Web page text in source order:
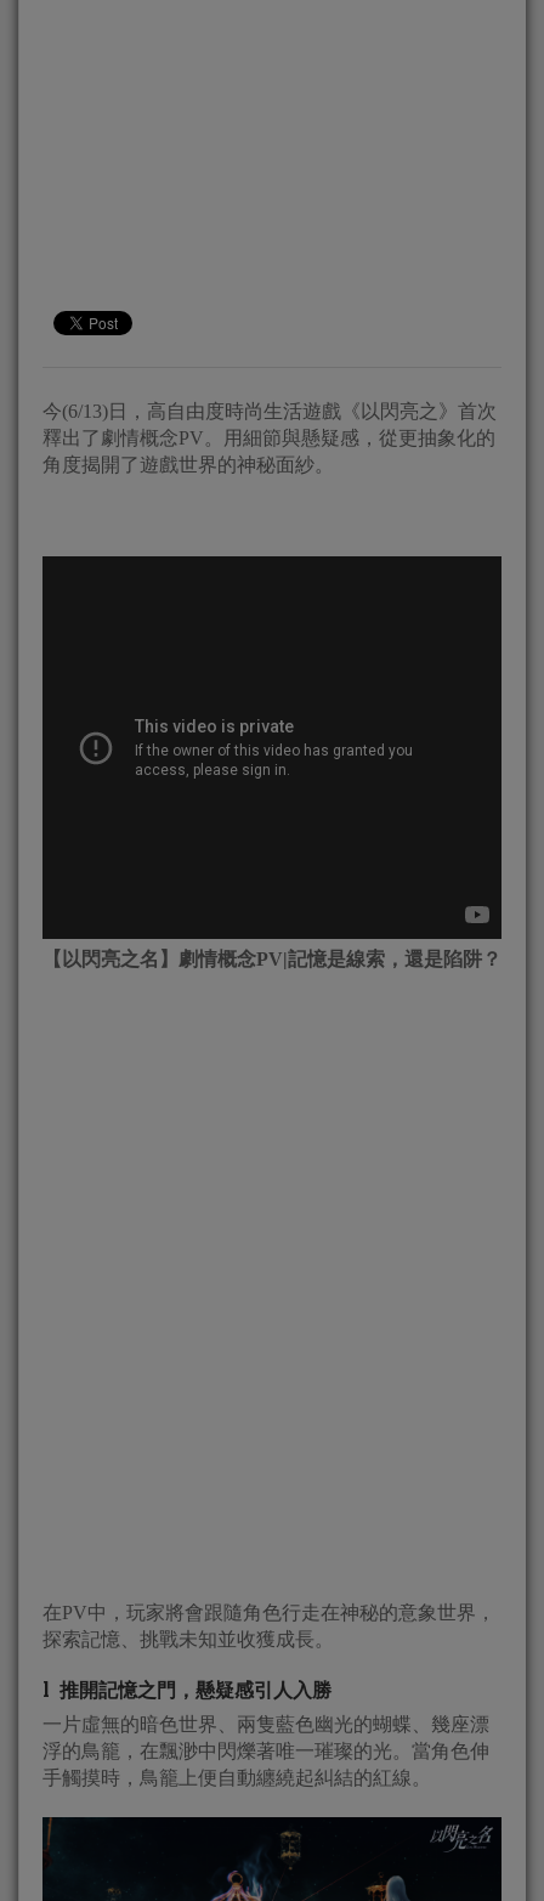
今(6/13)日，高自由度時尚生活遊戲《以閃亮之》首次
釋出了劇情概念PV。用細節與懸疑感，從更抽象化的
角度揭開了遊戲世界的神秘面紗。
【以閃亮之名】劇情概念PV|記憶是線索，還是陷阱？
在PV中，玩家將會跟隨角色行走在神秘的意象世界，
探索記憶、挑戰未知並收獲成長。
l 推開記憶之門，懸疑感引人入勝
一片虛無的暗色世界、兩隻藍色幽光的蝴蝶、幾座漂
浮的鳥籠，在飄渺中閃爍著唯一璀璨的光。當角色伸
手觸摸時，鳥籠上便自動纏繞起糾結的紅線。